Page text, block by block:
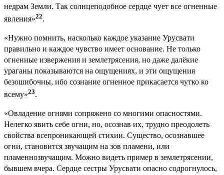
недрам Земли. Так солнцеподобное сердце чует все огненные
явления»22.
«Нужно помнить, насколько каждое указание Урусвати
правильно и каждое чувство имеет основание. Не только
огненные извержения и землетрясения, но даже далёкие
ураганы показываются на ощущениях, и эти ощущения
безошибочны, ибо сознание огненное прикасается чутко ко
всему»23.
«Овладение огнями сопряжено со многими опасностями.
Нелегко явить себе огни, но, осознав их, трудно преодолеть
свойства всепроникающей стихии. Существо, осознавшее
огни, становится звучащим на зов пламени, или
пламеннозвучащим. Можно видеть пример в землетрясении,
бывшем вчера. Сердце сестры Урусвати опасно содрогнулось,